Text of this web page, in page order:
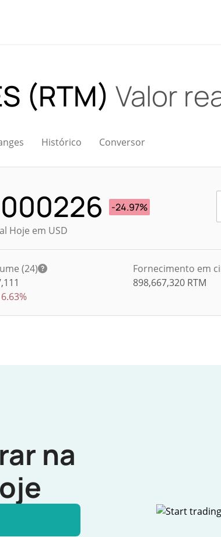
(RTM) Valor
Histórico Conversor
-24.97%
Hoje em USD
(24)
Fornecimento em
898,667,320 RTM
na